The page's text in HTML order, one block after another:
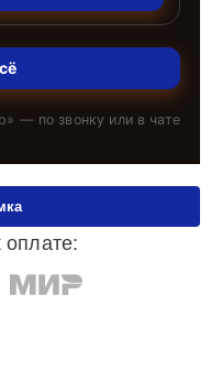
» — по звонку или в чате